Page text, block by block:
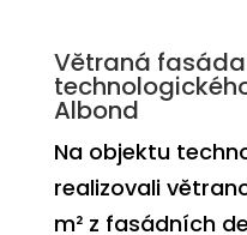
Větraná
Albond
Na objektu
realizovali
m² z fasádních